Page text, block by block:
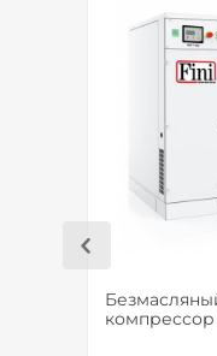
компрессор